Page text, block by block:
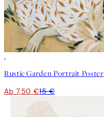
Rustic Garden Portrait Poster
Ab 7,50 €15 €